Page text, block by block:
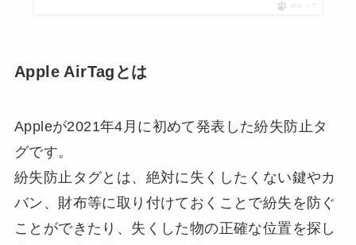
ポチップ
Apple AirTagとは
Appleが2021年4月に初めて発表した紛失防止タ
グです。
紛失防止タグとは、絶対に失くしたくない鍵やカ
バン、財布等に取り付けておくことで紛失を防ぐ
ことができたり、失くした物の正確な位置を探し